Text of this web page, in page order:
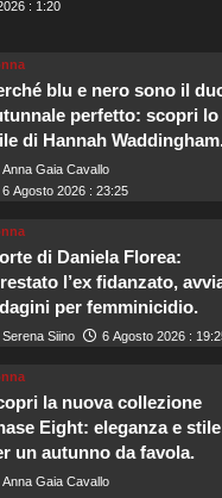
: 1:20
blu e nero sono il
perfetto: scopri lo
di Hannah
Anna Gaia Cavallo
6 Agosto 2026 : 23:25
di Daniela Florea:
l’ex fidanzato,
per femminicidio.
Serena Siino 6 Agosto 2026 :
la nuova collezione
Eight: eleganza e stile
un autunno da favola.
Anna Gaia Cavallo